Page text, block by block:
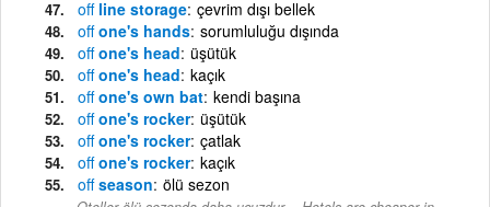
offline storage çevrim dışı bellek
offone's hands sorumluluğu dışında
offone's head üşütük
offone's head kaçık
offone's own bat kendi başına
offone's rocker üşütük
offone's rocker çatlak
offone's rocker kaçık
offseason ölü sezon